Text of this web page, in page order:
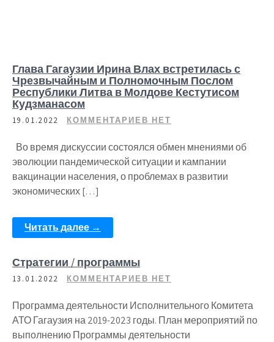
Глава Гагаузии Ирина Влах встретилась с
Чрезвычайным и Полномочным Послом
Республики Литва в Молдове Кестутисом
Кудзманасом
19.01.2022 КОММЕНТАРИЕВ НЕТ
Во время дискуссии состоялся обмен мнениями об
эволюции пандемической ситуации и кампании
вакцинации населения, о проблемах в развитии
экономических […]
Читать далее →
Стратегии / программы
13.01.2022 КОММЕНТАРИЕВ НЕТ
Программа деятельности Исполнительного Комитета
АТО Гагаузия на 2019-2023 годы. План мероприятий по
выполнению Программы деятельности